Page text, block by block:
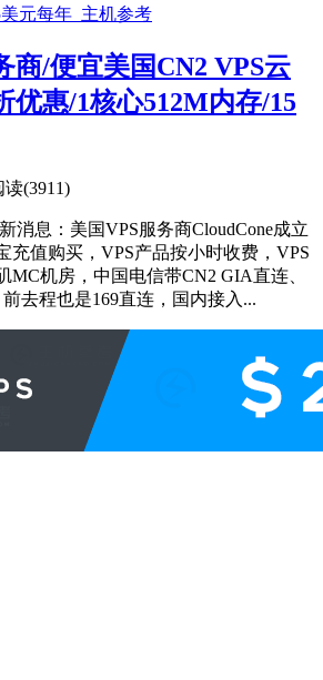
商/便宜美国CN2 VPS云
优惠/1核心512M内存/15
读(3911)
消息：美国VPS服务商CloudCone成立
充值购买，VPS产品按小时收费，VPS
MC机房，中国电信带CN2 GIA直连、
去程也是169直连，国内接入...